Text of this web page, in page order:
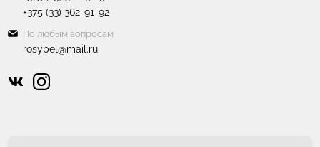
+375 (33) 362-91-92
По любым вопросам
rosybel@mail.ru